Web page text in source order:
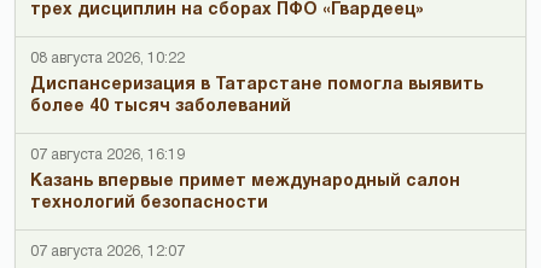
трех дисциплин на сборах ПФО «Гвардеец»
08 августа 2026, 10:22
Диспансеризация в Татарстане помогла выявить
более 40 тысяч заболеваний
07 августа 2026, 16:19
Казань впервые примет международный салон
технологий безопасности
07 августа 2026, 12:07